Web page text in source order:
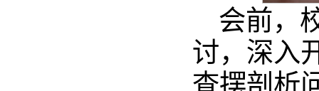
会前，
讨，深入
查摆剖析